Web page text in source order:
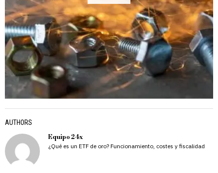
AUTHORS
Equipo 24x
¿Qué es un ETF de oro? Funcionamiento, costes y fiscalidad